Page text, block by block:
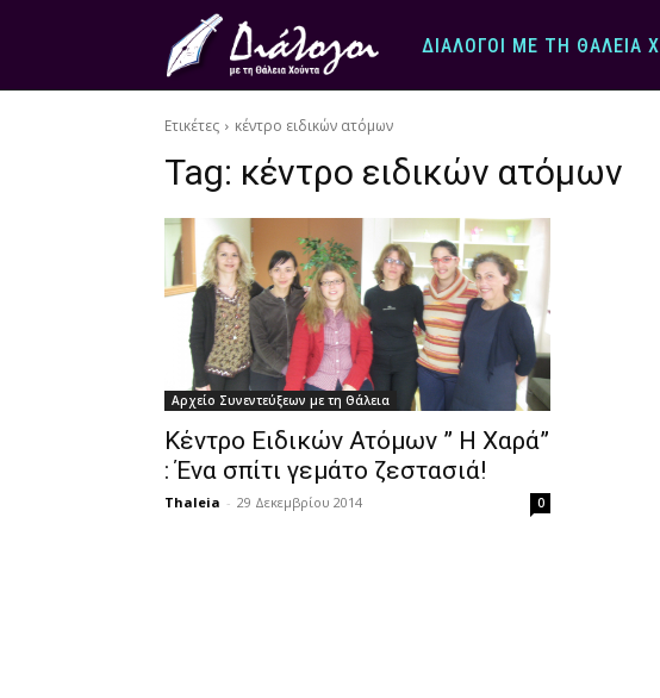
ΔΙΆΛΟΓΟΙ ΜΕ ΤΗ ΘΆΛΕΙΑ
Ετικέτες κέντρο ειδικών ατόμων
Tag: κέντρο ειδικών ατόμων
Αρχείο Συνεντεύξεων με τη Θάλεια
Κέντρο Ειδικών Ατόμων ” Η Χαρά”
: Ένα σπίτι γεμάτο ζεστασιά!
Thaleia - 29 Δεκεμβρίου 2014 0